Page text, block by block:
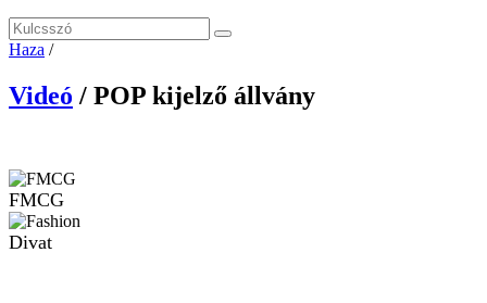
Haza /
Videó / POP kijelző állvány
FMCG
Divat